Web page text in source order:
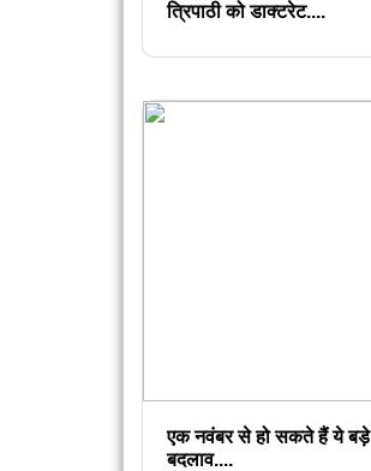
त्रिपाठी को डाक्टरेट....
एक नवंबर से हो सकते हैं ये बड़े
बदलाव....